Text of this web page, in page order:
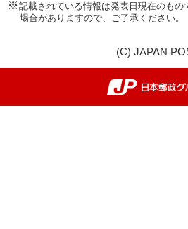
記載されている情報は発表日現在のもの
場合がありますので、ご了承ください。
(C) JAPAN